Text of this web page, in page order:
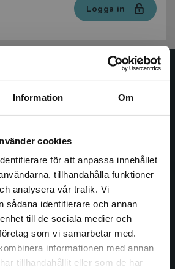
Information Om
cookies
för att anpassa innehållet
tillhandahålla funktioner
analysera vår trafik. Vi
sådana identifierare och annan
till de sociala medier och
som vi samarbetar med.
informationen med annan
tillhandahållit eller som de har
fraktregion
Logga in